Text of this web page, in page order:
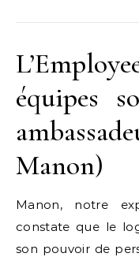
équipes
Manon)
Manon, notre
constate que le
son pouvoir de